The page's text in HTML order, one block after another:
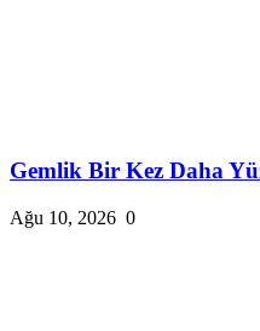
Gemlik Bir Kez Daha
Ağu 10, 2026 0